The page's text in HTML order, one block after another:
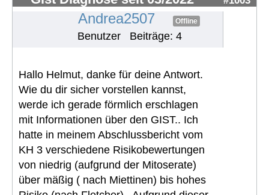
Andrea2507 Offline
Benutzer Beiträge: 4
Hallo Helmut, danke für deine Antwort.
Wie du dir sicher vorstellen kannst,
werde ich gerade förmlich erschlagen
mit Informationen über den GIST.. Ich
hatte in meinem Abschlussbericht vom
KH 3 verschiedene Risikobewertungen
von niedrig (aufgrund der Mitoserate)
über mäßig ( nach Miettinen) bis hohes